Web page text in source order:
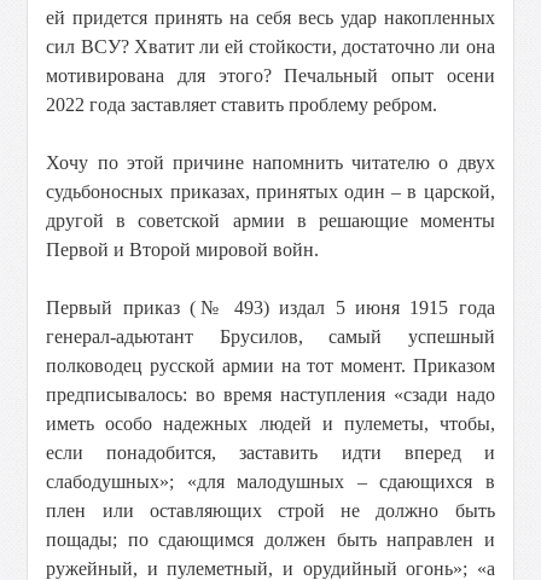
ей придется принять на себя весь удар накопленных
сил ВСУ? Хватит ли ей стойкости, достаточно ли она
мотивирована для этого? Печальный опыт осени
2022 года заставляет ставить проблему ребром.
Хочу по этой причине напомнить читателю о двух
судьбоносных приказах, принятых один – в царской,
другой в советской армии в решающие моменты
Первой и Второй мировой войн.
Первый приказ (№ 493) издал 5 июня 1915 года
генерал-адьютант Брусилов, самый успешный
полководец русской армии на тот момент. Приказом
предписывалось: во время наступления «сзади надо
иметь особо надежных людей и пулеметы, чтобы,
если понадобится, заставить идти вперед и
слабодушных»; «для малодушных – сдающихся в
плен или оставляющих строй не должно быть
пощады; по сдающимся должен быть направлен и
ружейный, и пулеметный, и орудийный огонь»; «а